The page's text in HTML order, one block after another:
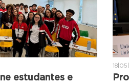
estudantes e